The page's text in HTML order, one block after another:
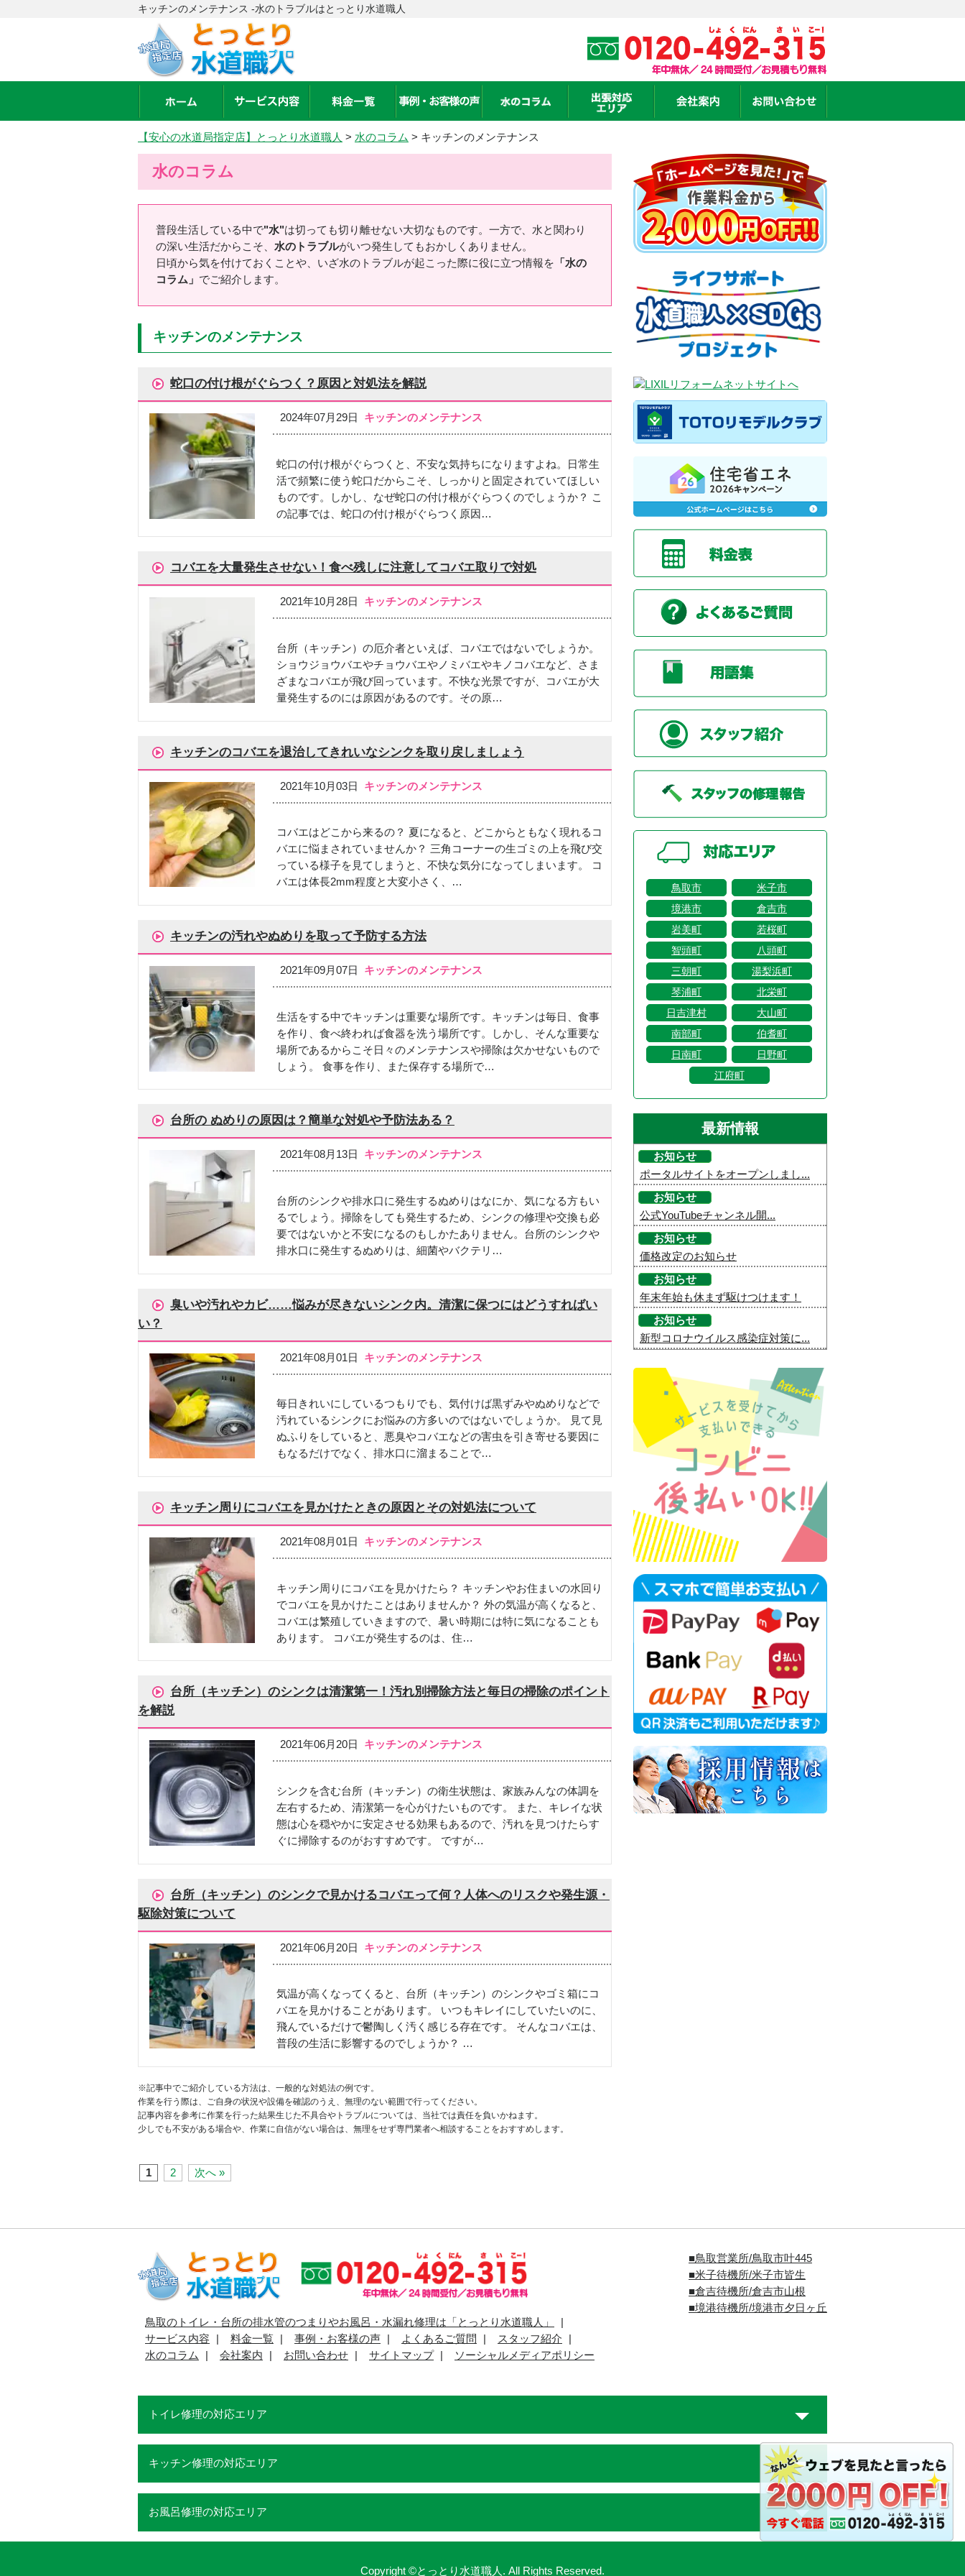
キッチンのメンテナンス -水のトラブルはとっとり水道職人
【安心の水道局指定店】とっとり水道職人 > 水のコラム > キッチンのメンテナンス
水のコラム
普段生活している中で"水"は切っても切り離せない大切なものです。一方で、水と関わり
の深い生活だからこそ、 水のトラブルがいつ発生してもおかしくありません。
日頃から気を付けておくことや、いざ水のトラブルが起こった際に役に立つ情報を 「水の
コラム」 でご紹介します。
キッチンのメンテナンス
蛇口の付け根がぐらつく？原因と対処法を解説
2024年07月29日 キッチンのメンテナンス
蛇口の付け根がぐらつくと、不安な気持ちになりますよね。日常生
活で頻繁に使う蛇口だからこそ、しっかりと固定されていてほしい
ものです。しかし、なぜ蛇口の付け根がぐらつくのでしょうか？ こ
の記事では、蛇口の付け根がぐらつく原因…
コバエを大量発生させない！食べ残しに注意してコバエ取りで対処
2021年10月28日 キッチンのメンテナンス
台所（キッチン）の厄介者といえば、コバエではないでしょうか。
ショウジョウバエやチョウバエやノミバエやキノコバエなど、さま
ざまなコバエが飛び回っています。不快な光景ですが、コバエが大
量発生するのには原因があるのです。その原…
キッチンのコバエを退治してきれいなシンクを取り戻しましょう
2021年10月03日 キッチンのメンテナンス
コバエはどこから来るの？ 夏になると、どこからともなく現れるコ
バエに悩まされていませんか？ 三角コーナーの生ゴミの上を飛び交
っている様子を見てしまうと、不快な気分になってしまいます。 コ
バエは体長2mm程度と大変小さく、…
キッチンの汚れやぬめりを取って予防する方法
2021年09月07日 キッチンのメンテナンス
生活をする中でキッチンは重要な場所です。キッチンは毎日、食事
を作り、食べ終われば食器を洗う場所です。しかし、そんな重要な
場所であるからこそ日々のメンテナンスや掃除は欠かせないもので
しょう。 食事を作り、また保存する場所で…
台所の ぬめりの原因は？簡単な対処や予防法ある？
2021年08月13日 キッチンのメンテナンス
台所のシンクや排水口に発生するぬめりはなにか、気になる方もい
るでしょう。掃除をしても発生するため、シンクの修理や交換も必
要ではないかと不安になるのもしかたありません。台所のシンクや
排水口に発生するぬめりは、細菌やバクテリ…
臭いや汚れやカビ……悩みが尽きないシンク内。清潔に保つにはどうすればい
い？
2021年08月01日 キッチンのメンテナンス
毎日きれいにしているつもりでも、気付けば黒ずみやぬめりなどで
汚れているシンクにお悩みの方多いのではないでしょうか。 見て見
ぬふりをしていると、悪臭やコバエなどの害虫を引き寄せる要因に
もなるだけでなく、排水口に溜まることで…
キッチン周りにコバエを見かけたときの原因とその対処法について
2021年08月01日 キッチンのメンテナンス
キッチン周りにコバエを見かけたら？ キッチンやお住まいの水回り
でコバエを見かけたことはありませんか？ 外の気温が高くなると、
コバエは繁殖していきますので、暑い時期には特に気になることも
あります。 コバエが発生するのは、住…
台所（キッチン）のシンクは清潔第一！汚れ別掃除方法と毎日の掃除のポイント
を解説
2021年06月20日 キッチンのメンテナンス
シンクを含む台所（キッチン）の衛生状態は、家族みんなの体調を
左右するため、清潔第一を心がけたいものです。 また、キレイな状
態は心を穏やかに安定させる効果もあるので、汚れを見つけたらす
ぐに掃除するのがおすすめです。 ですが…
台所（キッチン）のシンクで見かけるコバエって何？人体へのリスクや発生源・
駆除対策について
2021年06月20日 キッチンのメンテナンス
気温が高くなってくると、台所（キッチン）のシンクやゴミ箱にコ
バエを見かけることがあります。 いつもキレイにしていたいのに、
飛んでいるだけで鬱陶しく汚く感じる存在です。 そんなコバエは、
普段の生活に影響するのでしょうか？ …
※記事中でご紹介している方法は、一般的な対処法の例です。
作業を行う際は、ご自身の状況や設備を確認のうえ、無理のない範囲で行ってください。
記事内容を参考に作業を行った結果生じた不具合やトラブルについては、当社では責任を負いかねます。
少しでも不安がある場合や、作業に自信がない場合は、無理をせず専門業者へ相談することをおすすめします。
1 2 次へ »
鳥取市
米子市
境港市
倉吉市
岩美町
若桜町
智頭町
八頭町
三朝町
湯梨浜町
琴浦町
北栄町
日吉津村
大山町
南部町
伯耆町
日南町
日野町
江府町
最新情報
お知らせ
ポータルサイトをオープンしまし...
お知らせ
公式YouTubeチャンネル開...
お知らせ
価格改定のお知らせ
お知らせ
年末年始も休まず駆けつけます！
お知らせ
新型コロナウイルス感染症対策に...
鳥取のトイレ・台所の排水管のつまりやお風呂・水漏れ修理は「とっとり水道職人」
サービス内容
料金一覧 事例・お客様の声 よくあるご質問
スタッフ紹介
水のコラム
会社案内 お問い合わせ サイトマップ ソーシャルメディアポリシー
■鳥取営業所/鳥取市叶445
■米子待機所/米子市皆生
■倉吉待機所/倉吉市山根
■境港待機所/境港市夕日ヶ丘
トイレ修理の対応エリア
キッチン修理の対応エリア
お風呂修理の対応エリア
Copyright ©とっとり水道職人. All Rights Reserved.